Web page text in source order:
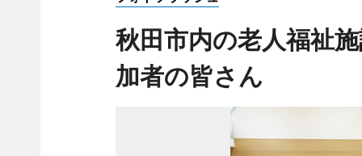
秋田市内の老人福祉
加者の皆さん